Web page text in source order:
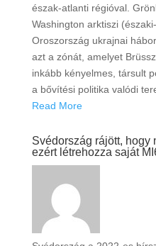
észak-atlanti régióval.
Washington arktiszi
Oroszország ukrajnai
azt a zónát, amelyet
inkább kényelmes, társult
a bővítési politika valódi
Read More
Svédország rájött, hogy
ezért létrehozza saját